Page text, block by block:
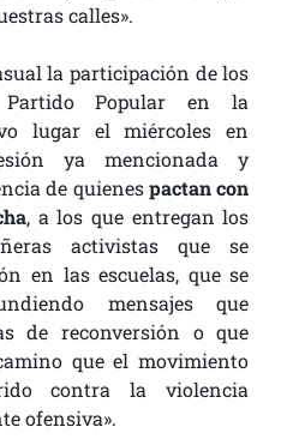
calles».
la participación de los
Partido Popular en la
lugar el miércoles en
ya mencionada y
de quienespactan con
, a los que entregan los
activistas que se
en las escuelas, que se
mensajes que
de reconversión o que
que el movimiento
contra la violencia
ofensiva».